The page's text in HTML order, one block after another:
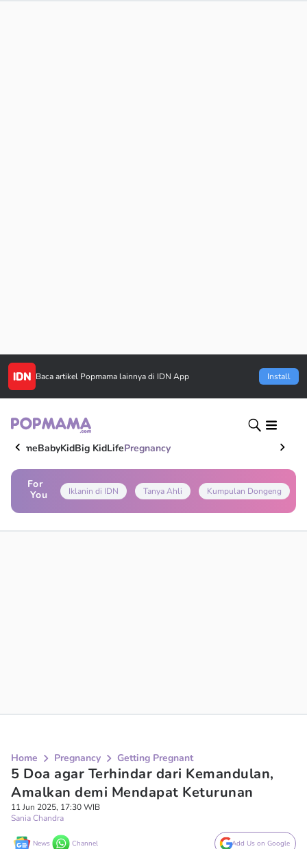
Baca artikel Popmama lainnya di IDN App Install
HomeBabyKidBig KidLifePregnancy
For
You
Iklanin di IDN Tanya Ahli Kumpulan Dongeng
Home Pregnancy Getting Pregnant
5 Doa agar Terhindar dari Kemandulan,
Amalkan demi Mendapat Keturunan
11 Jun 2025, 17:30 WIB
Sania Chandra
News Channel Add Us on Google